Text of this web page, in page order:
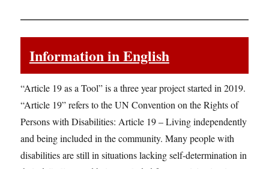
Information in English
“Article 19 as a Tool” is a three year project started in 2019.
“Article 19” refers to the UN Convention on the Rights of
Persons with Disabilities: Article 19 – Living independently
and being included in the community. Many people with
disabilities are still in situations lacking self-determination in